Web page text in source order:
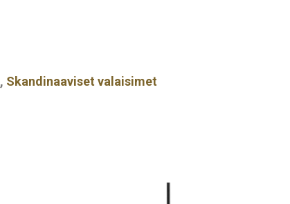
, Skandinaaviset valaisimet